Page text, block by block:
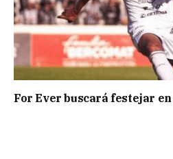
For Ever buscará festejar